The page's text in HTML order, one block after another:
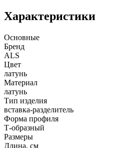
Характеристики
Основные
Бренд
ALS
Цвет
латунь
Материал
латунь
Тип изделия
вставка-разделитель
Форма профиля
Т-образный
Размеры
Длина, см